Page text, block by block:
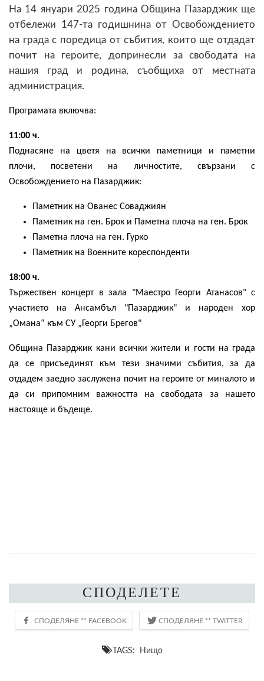
На 14 януари 2025 година Община Пазарджик ще
отбележи 147-та годишнина от Освобождението
на града с поредица от събития, които ще отдадат
почит на героите, допринесли за свободата на
нашия град и родина, съобщиха от местната
администрация.
Програмата включва:
11:00 ч.
Поднасяне на цветя на всички паметници и паметни
плочи, посветени на личностите, свързани с
Освобождението на Пазарджик:
Паметник на Ованес Соваджиян
Паметник на ген. Брок и Паметна плоча на ген. Брок
Паметна плоча на ген. Гурко
Паметник на Военните кореспонденти
18:00 ч.
Тържествен концерт в зала "Маестро Георги Атанасов" с
участието на Ансамбъл "Пазарджик" и народен хор
„Омана“ към СУ „Георги Брегов"
Община Пазарджик кани всички жители и гости на града
да се присъединят към тези значими събития, за да
отдадем заедно заслужена почит на героите от миналото и
да си припомним важността на свободата за нашето
настояще и бъдеще.
СПОДЕЛЕТЕ
TAGS: Нищо